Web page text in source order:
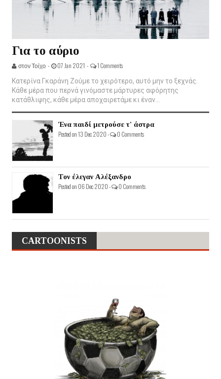
Για το αύριο
στον Τοίχο - 07 Jan 2021 - 1 Comments
Κατερίνα Γκαράνη Ζούμε το χειρότερο, αυτό μην το ξεχνάς.
Κάθε μέρα που περνά γινόμαστε μάρτυρες αφόρητης
κατάθλιψης, κάθε μέρα αποχαιρετάμε κι έναν...
Ένα παιδί μετρούσε τ' άστρα
Posted on 13 Dec 2020 - 0 Comments
Τον έλεγαν Αλέξανδρο
Posted on 06 Dec 2020 - 0 Comments
CARTOONISTS